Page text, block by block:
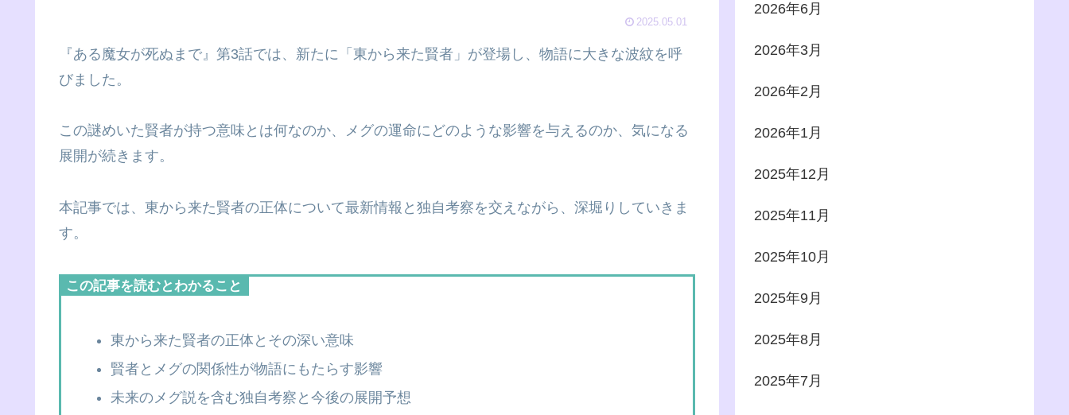
2025.05.01
『ある魔女が死ぬまで』第3話では、新たに「東から来た賢者」が登場し、物語に大きな波紋を呼
びました。
この謎めいた賢者が持つ意味とは何なのか、メグの運命にどのような影響を与えるのか、気になる
展開が続きます。
本記事では、東から来た賢者の正体について最新情報と独自考察を交えながら、深堀りしていきま
す。
この記事を読むとわかること
東から来た賢者の正体とその深い意味
賢者とメグの関係性が物語にもたらす影響
未来のメグ説を含む独自考察と今後の展開予想
2026年6月
2026年3月
2026年2月
2026年1月
2025年12月
2025年11月
2025年10月
2025年9月
2025年8月
2025年7月